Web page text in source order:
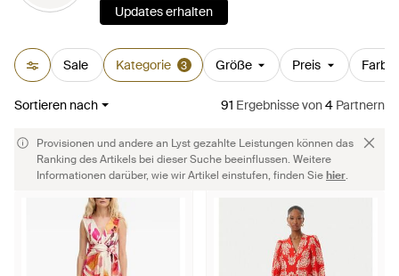
Updates erhalten
Sale Kategorie 3 Größe Preis Farbe
Sortieren nach 91 Ergebnissevon4 Partnern
Provisionen und andere an Lyst gezahlte Leistungen können das
Ranking des Artikels bei dieser Suche beeinflussen. Weitere
Informationen darüber, wie wir Artikel einstufen, finden Siehier.